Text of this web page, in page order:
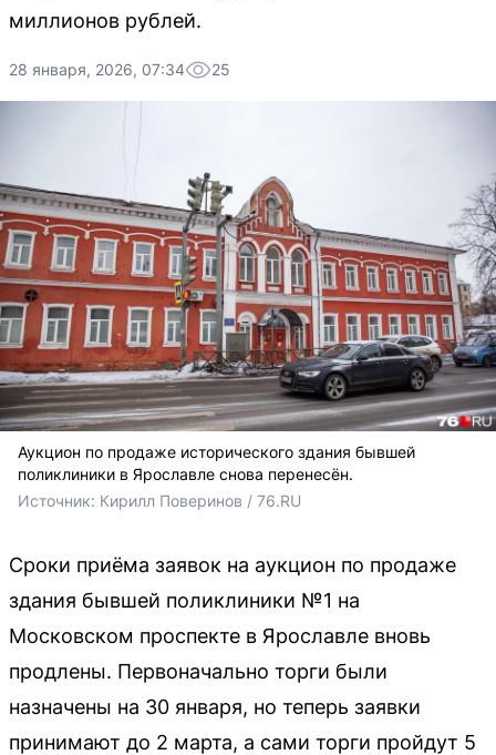
миллионов рублей.
28 января, 2026, 07:34 25
Аукцион по продаже исторического здания бывшей
поликлиники в Ярославле снова перенесён.
Источник: Кирилл Поверинов / 76.RU
Сроки приёма заявок на аукцион по продаже
здания бывшей поликлиники №1 на
Московском проспекте в Ярославле вновь
продлены. Первоначально торги были
назначены на 30 января, но теперь заявки
принимают до 2 марта, а сами торги пройдут 5